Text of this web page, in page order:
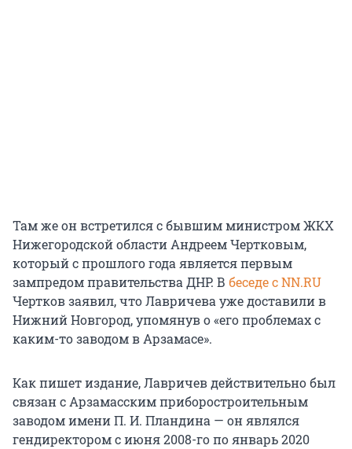
Там же он встретился с бывшим министром ЖКХ
Нижегородской области Андреем Чертковым,
который с прошлого года является первым
зампредом правительства ДНР. В беседе с NN.RU
Чертков заявил, что Лавричева уже доставили в
Нижний Новгород, упомянув о «его проблемах с
каким-то заводом в Арзамасе».
Как пишет издание, Лавричев действительно был
связан с Арзамасским приборостроительным
заводом имени П. И. Пландина — он являлся
гендиректором с июня 2008-го по январь 2020